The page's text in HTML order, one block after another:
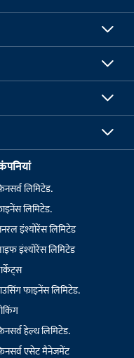
लिमिटेड.
लिमिटेड.
इंश्योरेंस लिमिटेड
इंश्योरेंस लिमिटेड
फाइनेंस लिमिटेड.
हेल्थ लिमिटेड.
एसेट मैनेजमेंट